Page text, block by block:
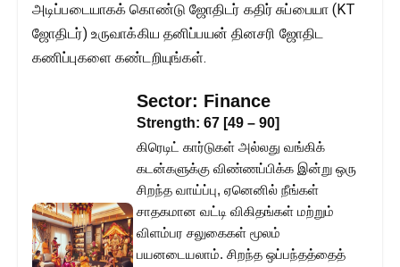
அடிப்படையாகக் கொண்டு ஜோதிடர் கதிர் சுப்பையா (KT
ஜோதிடர்) உருவாக்கிய தனிப்பயன் தினசரி ஜோதிட
கணிப்புகளை கண்டறியுங்கள்.
Sector: Finance
Strength: 67 [49 – 90]
கிரெடிட் கார்டுகள் அல்லது வங்கிக்
கடன்களுக்கு விண்ணப்பிக்க இன்று ஒரு
சிறந்த வாய்ப்பு, ஏனெனில் நீங்கள்
சாதகமான வட்டி விகிதங்கள் மற்றும்
விளம்பர சலுகைகள் மூலம்
பயனடையலாம். சிறந்த ஒப்பந்தத்தைத்